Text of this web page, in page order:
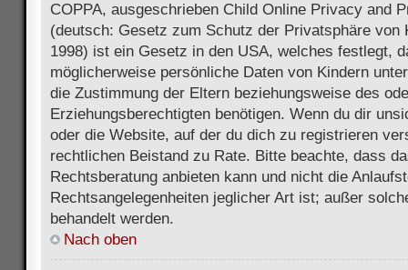
COPPA, ausgeschrieben Child Online Privacy and
(deutsch: Gesetz zum Schutz der Privatsphäre von
1998) ist ein Gesetz in den USA, welches festlegt,
möglicherweise persönliche Daten von Kindern
die Zustimmung der Eltern beziehungsweise des
Erziehungsberechtigten benötigen. Wenn du dir
oder die Website, auf der du dich zu registrieren
rechtlichen Beistand zu Rate. Bitte beachte, dass
Rechtsberatung anbieten kann und nicht die
Rechtsangelegenheiten jeglicher Art ist; außer
behandelt werden.
Nach oben